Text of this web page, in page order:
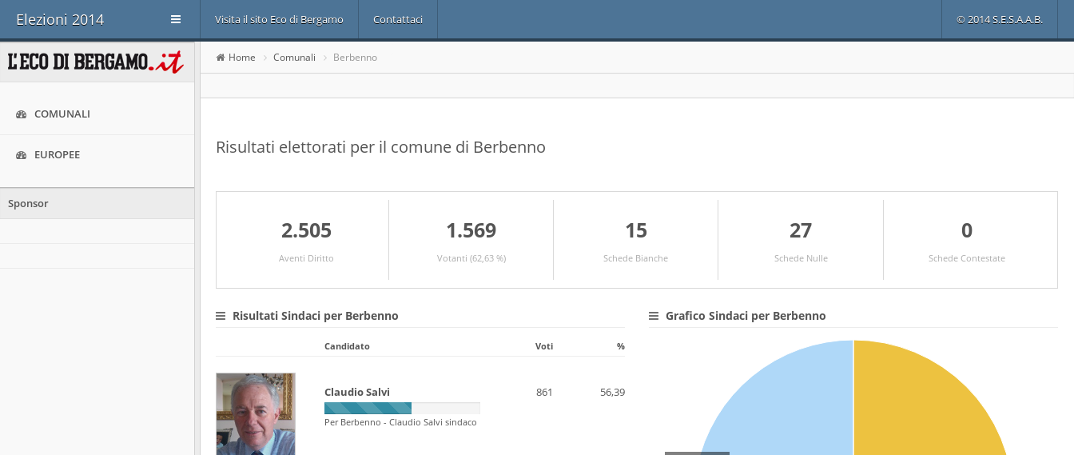
Elezioni 2014 Visita il sito Eco di Bergamo Contattaci © 2014 S.E.S.A.A.B.
COMUNALI
EUROPEE
Sponsor
Home Comunali Berbenno
Risultati elettorati per il comune di Berbenno
2.505
Aventi Diritto
1.569
Votanti (62,63 %)
15
Schede Bianche
27
Schede Nulle
0
Schede Contestate
Risultati Sindaci per Berbenno
Candidato Voti %
Claudio Salvi
Per Berbenno - Claudio Salvi sindaco
861 56,39
Grafico Sindaci per Berbenno